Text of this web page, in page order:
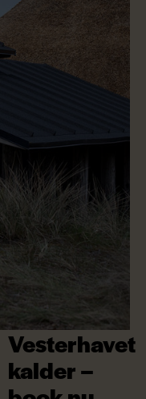
Vesterhavet
kalder –